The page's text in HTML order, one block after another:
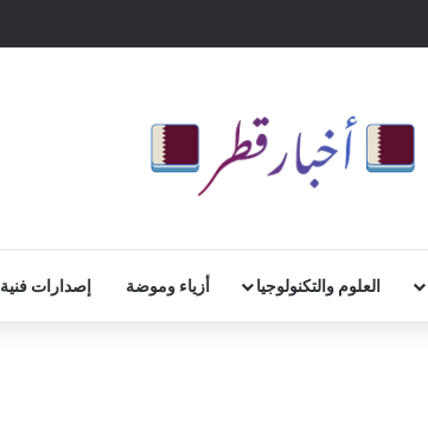
العلوم والتكنولوجيا أزياء وموضة إصدارات فنية